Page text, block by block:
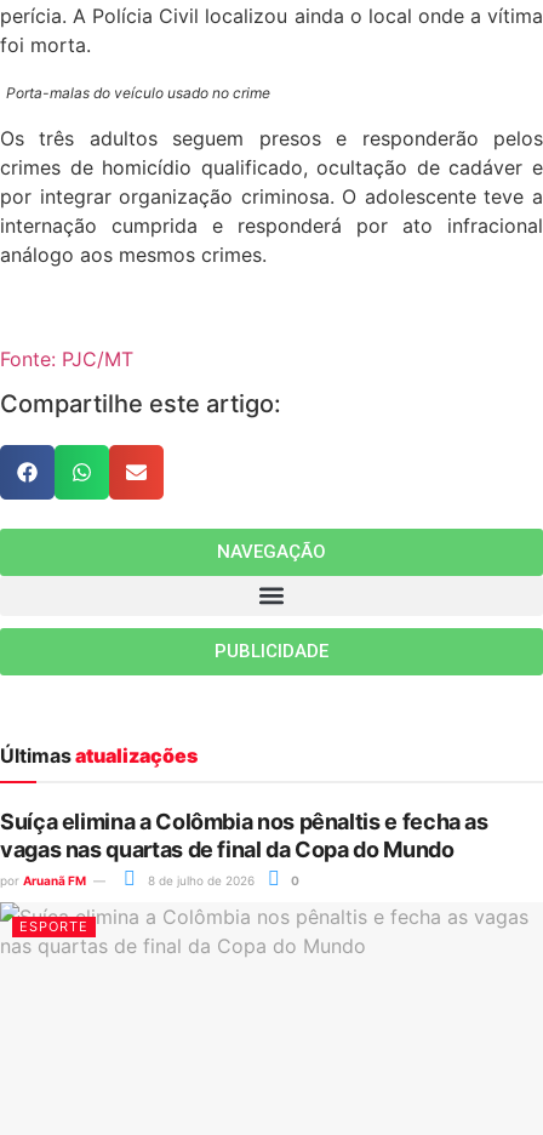
perícia. A Polícia Civil localizou ainda o local onde a vítima
foi morta.
Porta-malas do veículo usado no crime
Os três adultos seguem presos e responderão pelos
crimes de homicídio qualificado, ocultação de cadáver e
por integrar organização criminosa. O adolescente teve a
internação cumprida e responderá por ato infracional
análogo aos mesmos crimes.
Fonte: PJC/MT
Compartilhe este artigo:
NAVEGAÇÃO
PUBLICIDADE
Últimasatualizações
Suíça elimina a Colômbia nos pênaltis e fecha as
vagas nas quartas de final da Copa do Mundo
por Aruanã FM 8 de julho de 2026 0
ESPORTE